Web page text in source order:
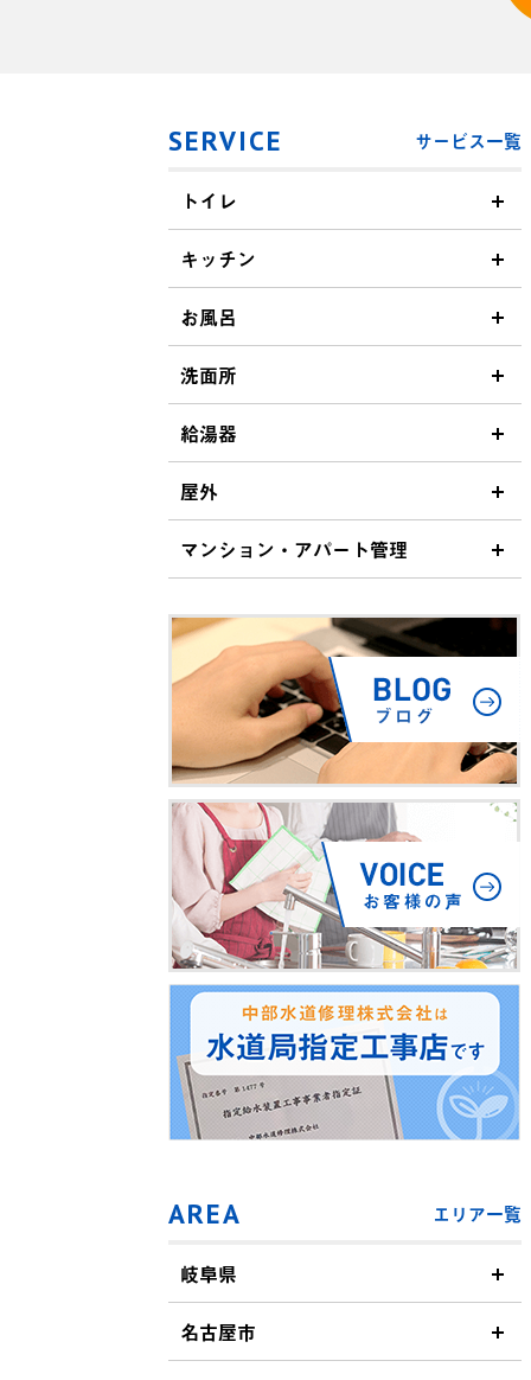
SERVICE サービス一覧
トイレ
キッチン
お風呂
洗面所
給湯器
屋外
マンション・アパート管理
AREA エリア一覧
岐阜県
名古屋市